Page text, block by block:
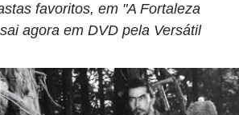
favoritos, em "A Fortaleza
agora em DVD pela Versátil